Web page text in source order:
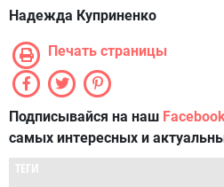
Надежда Куприненко
Печать страницы
Подписывайся на наш
самых интересных и
ТЕГИ